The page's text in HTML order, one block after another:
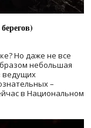
Но даже не все
небольшая
ведущих
–
в Национальном